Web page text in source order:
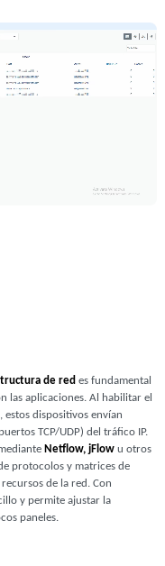
de red es fundamental
las aplicaciones. Al habilitar el
dispositivos envían
TCP/UDP) del tráfico IP.
Netflow, jFlowu otros
protocolos y matrices de
de la red. Con
y permite ajustar la
paneles.